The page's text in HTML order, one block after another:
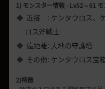
1) モンスター情報 - Lv52～61
近接 : ケンタウロス、
ロス斧戦士
遠距離: 大地の守護塔
その他: ケンタウロス宝
2)特徴